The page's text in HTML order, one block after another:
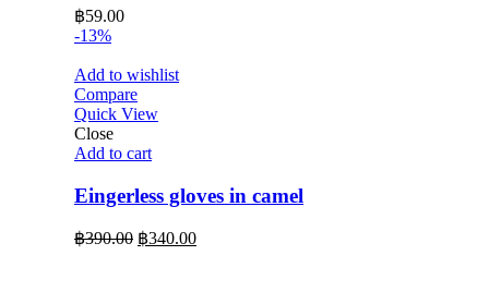
฿59.00
-13%
Add to wishlist
Compare
Quick View
Close
Add to cart
Eingerless gloves in camel
฿390.00 Original
฿340.00Current